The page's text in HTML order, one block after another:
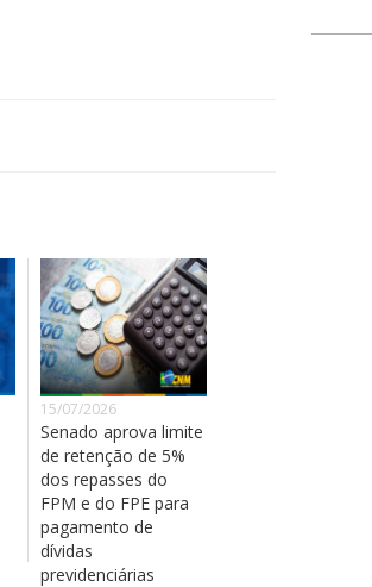
15/07/2026
Senado aprova limite
de retenção de 5%
dos repasses do
FPM e do FPE para
pagamento de
dívidas
previdenciárias